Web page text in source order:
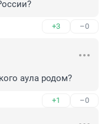
+3 –0
аула родом?
+1 –0